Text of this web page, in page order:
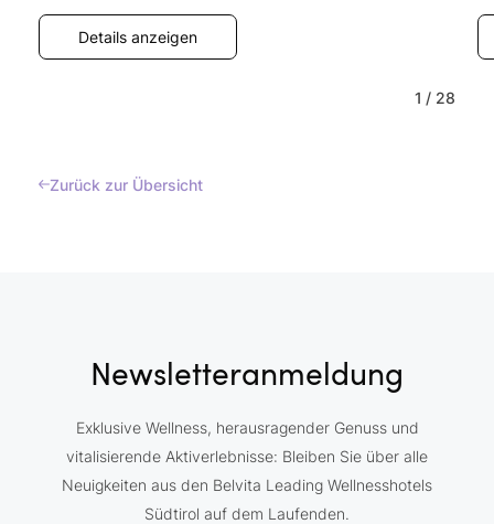
Details anzeigen
1 / 28
Zurück zur Übersicht
Newsletteranmeldung
Exklusive Wellness, herausragender Genuss und
vitalisierende Aktiverlebnisse: Bleiben Sie über alle
Neuigkeiten aus den Belvita Leading Wellnesshotels
Südtirol auf dem Laufenden.